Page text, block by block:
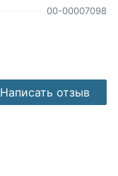
00-00007098
Написать отзыв